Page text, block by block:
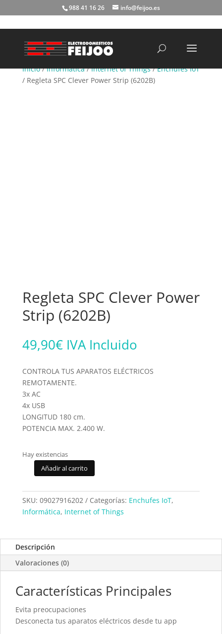
988 41 16 26 info@feijoo.es
Inicio/Informática/Internet of Things/Enchufes IoT
/ Regleta SPC Clever Power Strip (6202B)
Regleta SPC Clever Power
Strip (6202B)
49,90€ IVA Incluido
CONTROLA TUS APARATOS ELÉCTRICOS
REMOTAMENTE.
3x AC
4x USB
LONGITUD 180 cm.
POTENCIA MAX. 2.400 W.
Hay existencias
Regleta
Clever
Power
cantidad
Añadir al carrito
SKU: 09027916202 Categorías: Enchufes IoT,
Informática, Internet of Things
Descripción
Valoraciones (0)
Características Principales
Evita preocupaciones
Desconecta tus aparatos eléctricos desde tu app